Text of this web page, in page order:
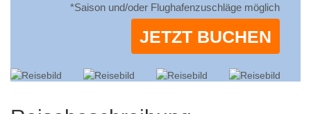
*Saison und/oder Flughafenzuschläge möglich
JETZT BUCHEN